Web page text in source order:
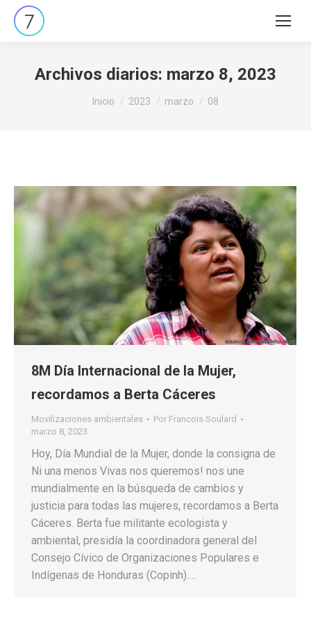
Buscar:
Archivos diarios: marzo 8, 2023
Estás aquí:
Inicio 2023 marzo 08
8M Día Internacional de la Mujer,
recordamos a Berta Cáceres
Movilizaciones ambientales Por Francois Soulard
marzo 8, 2023
Hoy, Día Mundial de la Mujer, donde la consigna de
Ni una menos Vivas nos queremos! nos une
mundialmente en la búsqueda de cambios y
justicia para todas las mujeres, recordamos a Berta
Cáceres. Berta fue militante ecologista y
ambiental, presidía la coordinadora general del
Consejo Cívico de Organizaciones Populares e
Indígenas de Honduras (Copinh).…